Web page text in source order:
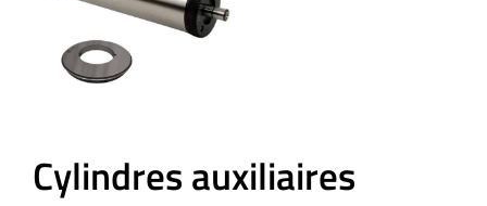
Cylindres auxiliaires